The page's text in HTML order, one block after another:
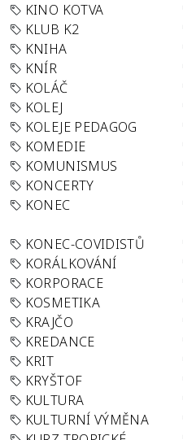
KINO KOTVA
KLUB K2
KNIHA
KNÍR
KOLÁČ
KOLEJ
KOLEJE PEDAGOG
KOMEDIE
KOMUNISMUS
KONCERTY
KONEC
KONEC-COVIDISTŮ
KORÁLKOVÁNÍ
KORPORACE
KOSMETIKA
KRAJČO
KREDANCE
KRIT
KRYŠTOF
KULTURA
KULTURNÍ VÝMĚNA